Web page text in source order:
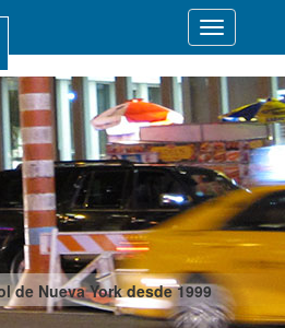
de Nueva York desde 1999
Desplegar